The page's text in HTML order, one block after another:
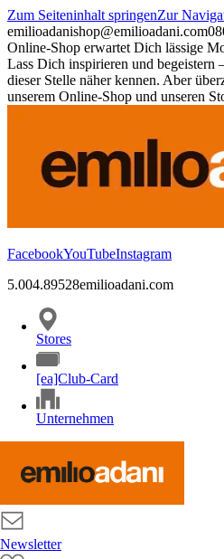
Zum Seiteninhalt springenZur
emilioadanishop@emilioadani.com
Online-Shop erwartet Dich lässige
Lass Dich inspirieren und begeistern
dieser Stelle näher kennen. Aber
unserem Online-Shop und unseren
FacebookYouTubeInstagram
5.004.89528emilioadani.com
Stores
[ea]Club-Card
Unternehmen
Newsletter